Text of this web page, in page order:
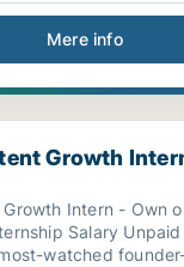
Mere info
Intern - Own our
Growth
Intern - Own
We want to
watched